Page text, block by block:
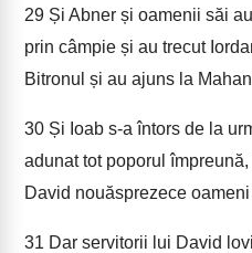
29 Și Abner și oamenii săi
prin câmpie și au trecut
Bitronul și au ajuns la
30 Și Ioab s-a întors de la
adunat tot poporul
David nouăsprezece
31 Dar servitorii lui David